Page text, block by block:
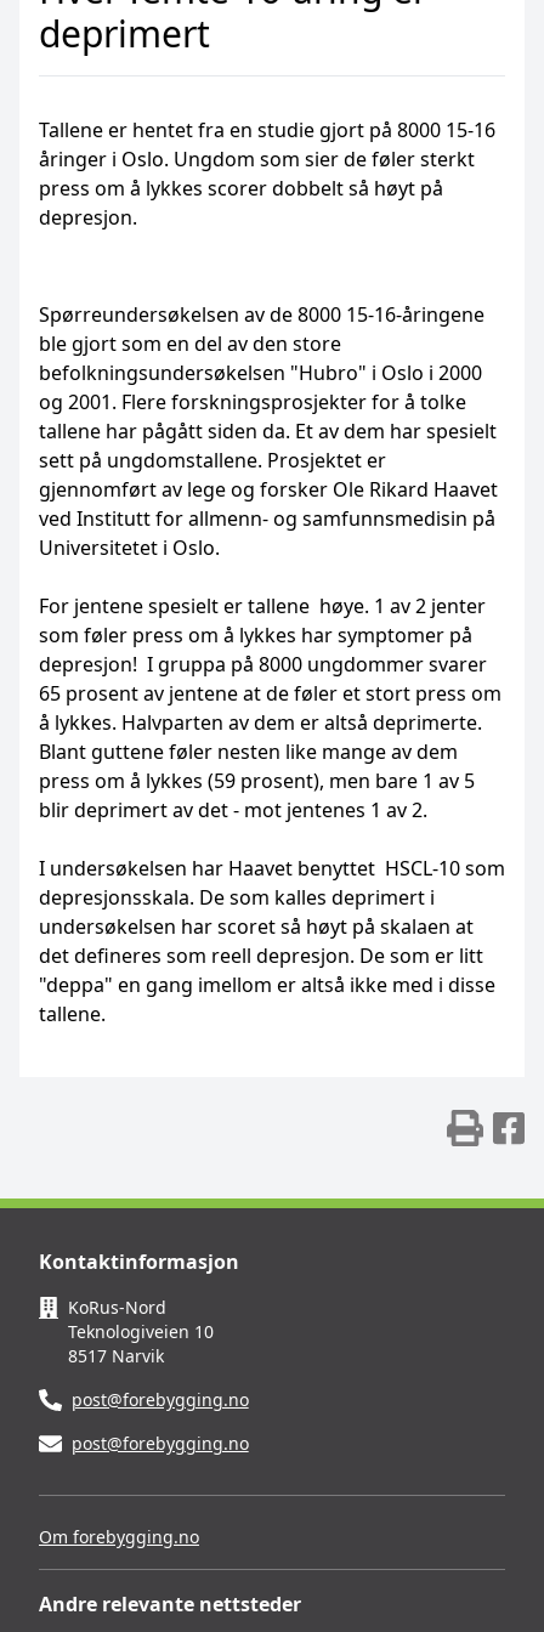
deprimert
Tallene er hentet fra en studie gjort på 8000 15-16
åringer i Oslo. Ungdom som sier de føler sterkt
press om å lykkes scorer dobbelt så høyt på
depresjon.
Spørreundersøkelsen av de 8000 15-16-åringene
ble gjort som en del av den store
befolkningsundersøkelsen "Hubro" i Oslo i 2000
og 2001. Flere forskningsprosjekter for å tolke
tallene har pågått siden da. Et av dem har spesielt
sett på ungdomstallene. Prosjektet er
gjennomført av lege og forsker Ole Rikard Haavet
ved Institutt for allmenn- og samfunnsmedisin på
Universitetet i Oslo.
For jentene spesielt er tallene høye. 1 av 2 jenter
som føler press om å lykkes har symptomer på
depresjon! I gruppa på 8000 ungdommer svarer
65 prosent av jentene at de føler et stort press om
å lykkes. Halvparten av dem er altså deprimerte.
Blant guttene føler nesten like mange av dem
press om å lykkes (59 prosent), men bare 1 av 5
blir deprimert av det - mot jentenes 1 av 2.
I undersøkelsen har Haavet benyttet HSCL-10 som
depresjonsskala. De som kalles deprimert i
undersøkelsen har scoret så høyt på skalaen at
det defineres som reell depresjon. De som er litt
"deppa" en gang imellom er altså ikke med i disse
tallene.
Kontaktinformasjon
KoRus-Nord
Teknologiveien 10
8517 Narvik
post@forebygging.no
post@forebygging.no
Om forebygging.no
Andre relevante nettsteder